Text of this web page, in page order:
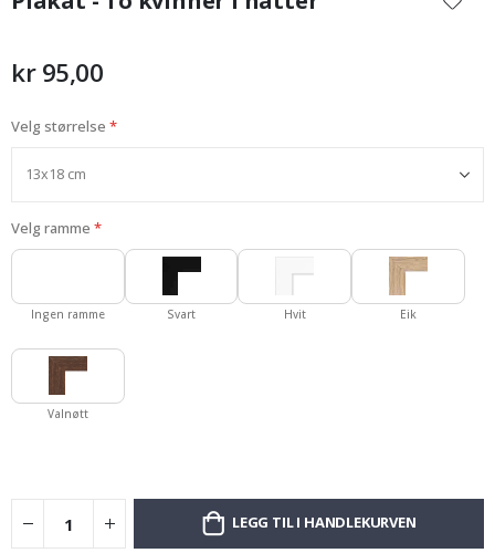
begynnelsen
kr 95,00
Velg størrelse
Velg ramme
Ingen ramme Svart Hvit Eik
Valnøtt
LEGG TIL I HANDLEKURVEN